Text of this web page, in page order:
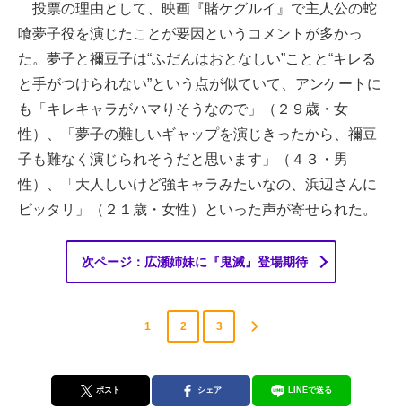
投票の理由として、映画『賭ケグルイ』で主人公の蛇
喰夢子役を演じたことが要因というコメントが多かっ
た。夢子と禰豆子は“ふだんはおとなしい”ことと“キレる
と手がつけられない”という点が似ていて、アンケートに
も「キレキャラがハマりそうなので」（２９歳・女
性）、「夢子の難しいギャップを演じきったから、禰豆
子も難なく演じられそうだと思います」（４３・男
性）、「大人しいけど強キャラみたいなの、浜辺さんに
ピッタリ」（２１歳・女性）といった声が寄せられた。
次ページ：広瀬姉妹に『鬼滅』登場期待
1 2 3
ポスト シェア LINEで送る